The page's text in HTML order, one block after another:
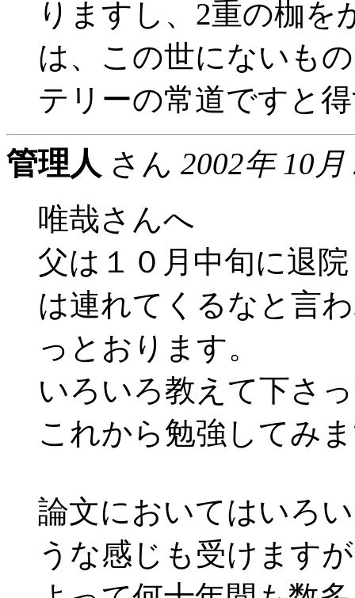
りますし、2重の枷を
は、この世にないも
テリーの常道ですと
管理人 さん 2002年 10
唯哉さんへ
父は１０月中旬に退
は連れてくるなと言
っとおります。
いろいろ教えて下さ
これから勉強してみ
論文においてはいろ
うな感じも受けます